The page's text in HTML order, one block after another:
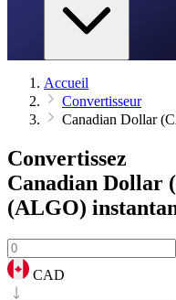
Accueil
Convertisseur
Canadian Dollar
Convertissez
Canadian Dollar
(ALGO)
CAD